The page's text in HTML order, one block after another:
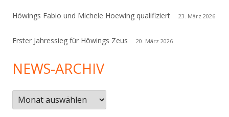
Höwings Fabio und Michele Hoewing qualifiziert 23. März 2026
Erster Jahressieg für Höwings Zeus 20. März 2026
NEWS-ARCHIV
News-
Archiv